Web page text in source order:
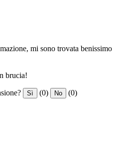
mi sono trovata benissimo
brucia!
Sì (0) No (0)